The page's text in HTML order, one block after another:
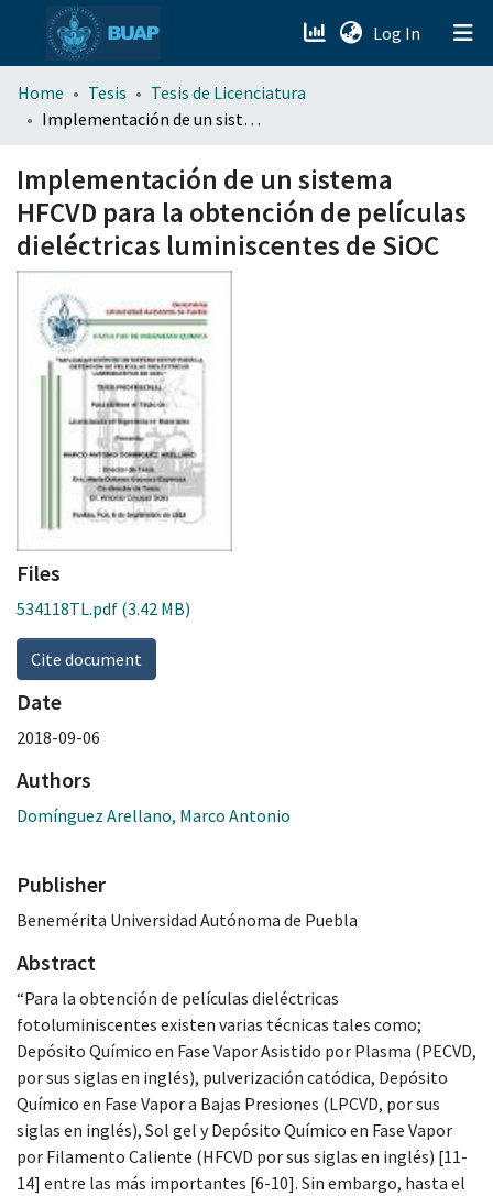
Log In (current)
menu.section.about_menu
Home Tesis
Tesis de Licenciatura
Implementación de un sistema HFCVD para la obtención de películas dieléctricas luminiscentes de SiOC
Implementación de un sistema
HFCVD para la obtención de películas
dieléctricas luminiscentes de SiOC
Files
534118TL.pdf (3.42 MB)
Cite document
Date
2018-09-06
Authors
Domínguez Arellano, Marco Antonio
Publisher
Benemérita Universidad Autónoma de Puebla
Abstract
“Para la obtención de películas dieléctricas
fotoluminiscentes existen varias técnicas tales como;
Depósito Químico en Fase Vapor Asistido por Plasma (PECVD,
por sus siglas en inglés), pulverización catódica, Depósito
Químico en Fase Vapor a Bajas Presiones (LPCVD, por sus
siglas en inglés), Sol gel y Depósito Químico en Fase Vapor
por Filamento Caliente (HFCVD por sus siglas en inglés) [11-
14] entre las más importantes [6-10]. Sin embargo, hasta el